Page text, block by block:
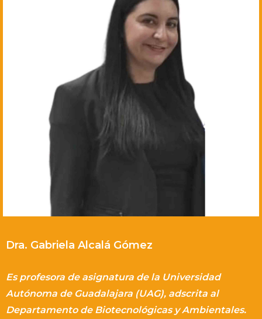
Dra. Gabriela Alcalá Gómez
Es profesora de asignatura de la Universidad
Autónoma de Guadalajara (UAG), adscrita al
Departamento de Biotecnológicas y Ambientales.